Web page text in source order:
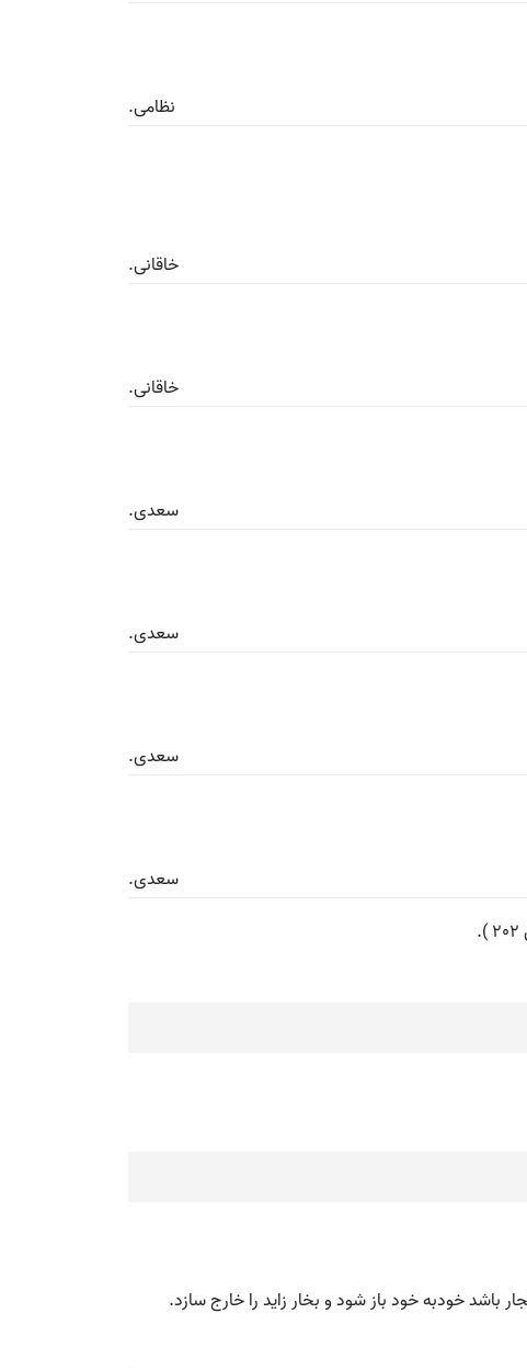
نظامی.
خاقانی.
خاقانی.
سعدی.
سعدی.
سعدی.
سعدی.
خودبه خود باز شود و بخار زاید را خارج سازد.